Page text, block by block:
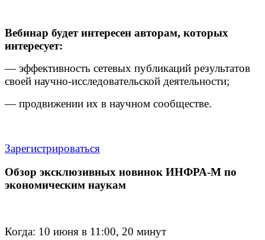
Вебинар будет интересен авторам, которых
интересует:
— эффективность сетевых публикаций результатов
своей научно-исследовательской деятельности;
— продвижении их в научном сообществе.
Зарегистрироваться
Обзор эксклюзивных новинок ИНФРА-М по
экономическим наукам
Когда: 10 июня в 11:00, 20 минут